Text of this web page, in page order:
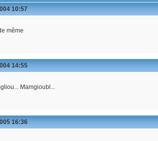
10:57
même
14:55
Mamgioubl...
16:36